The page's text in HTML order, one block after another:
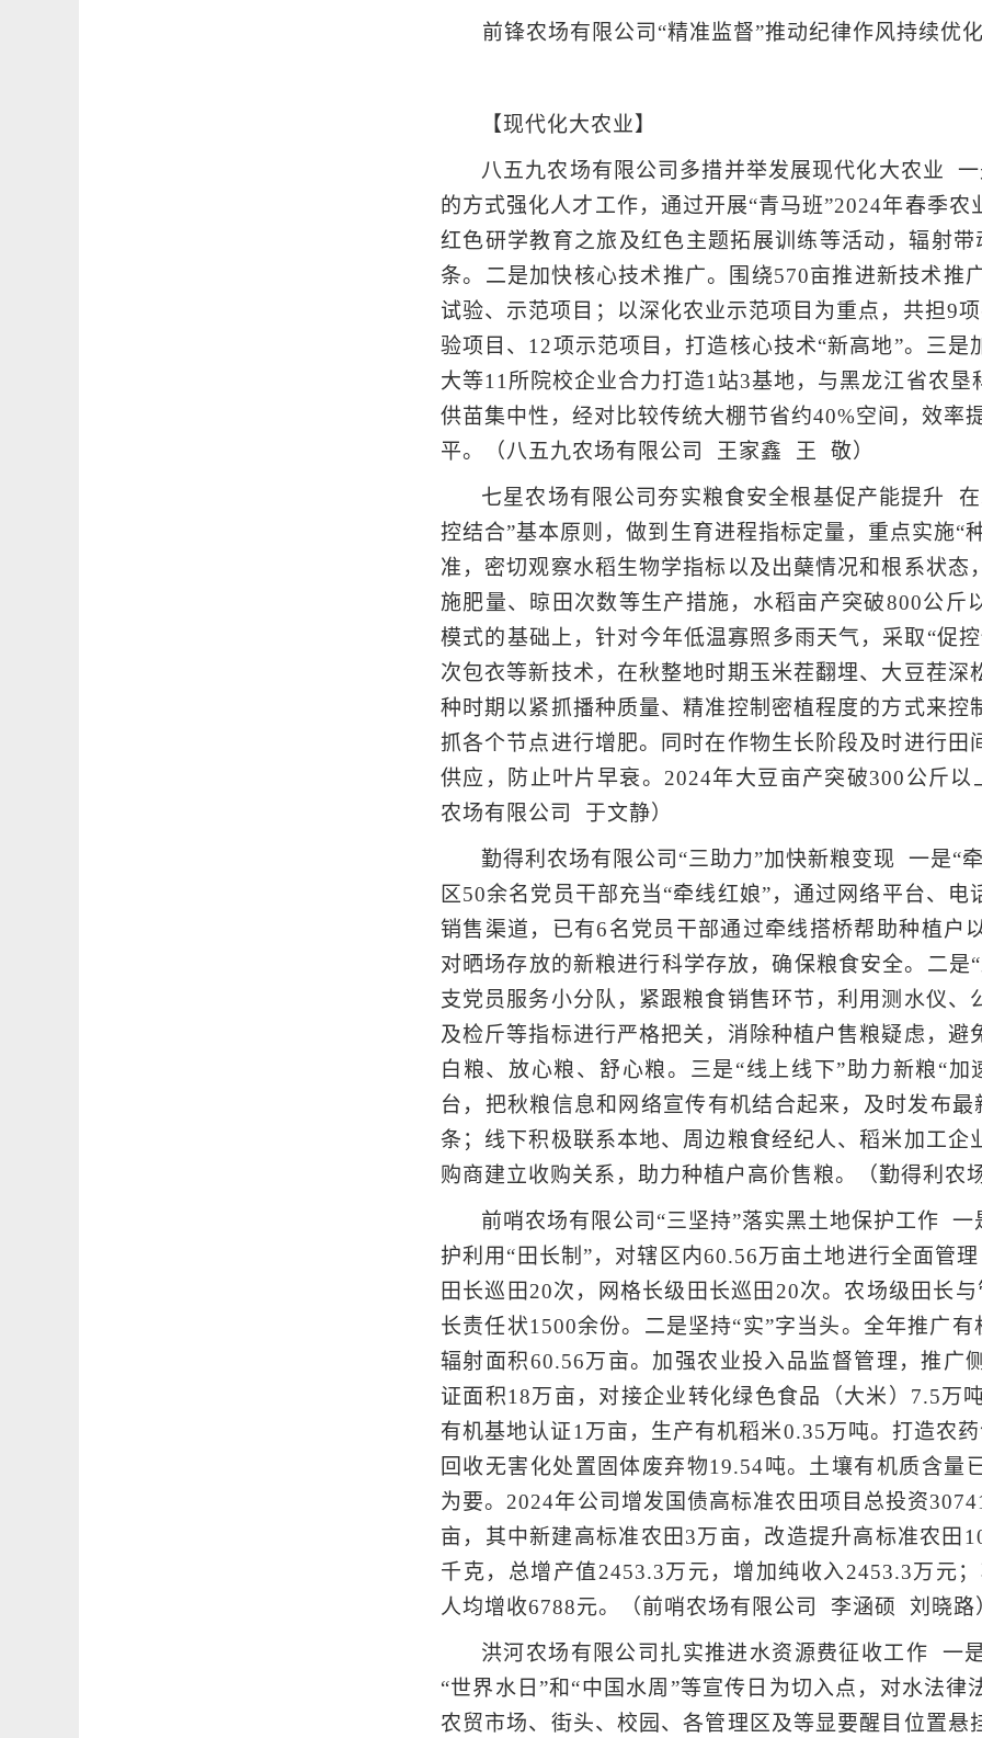
前锋农场有限公司“精准监督”推动纪律作风持续优
【现代化大农业】
八五九农场有限公司多措并举发展现代化大农业
的方式强化人才工作，通过开展“青马班”2024年春季
红色研学教育之旅及红色主题拓展训练等活动，辐射
条。二是加快核心技术推广。围绕570亩推进新技术推
试验、示范项目；以深化农业示范项目为重点，共担9
验项目、12项示范项目，打造核心技术“新高地”。三
大等11所院校企业合力打造1站3基地，与黑龙江省农
供苗集中性，经对比较传统大棚节省约40%空间，效率
平。（八五九农场有限公司 王家鑫 王 敬）
七星农场有限公司夯实粮食安全根基促产能提升
控结合”基本原则，做到生育进程指标定量，重点实施“
准，密切观察水稻生物学指标以及出蘖情况和根系状
施肥量、晾田次数等生产措施，水稻亩产突破800公斤
模式的基础上，针对今年低温寡照多雨天气，采取“促
次包衣等新技术，在秋整地时期玉米茬翻埋、大豆茬
种时期以紧抓播种质量、精准控制密植程度的方式来
抓各个节点进行增肥。同时在作物生长阶段及时进行
供应，防止叶片早衰。2024年大豆亩产突破300公斤
农场有限公司 于文静）
勤得利农场有限公司“三助力”加快新粮变现 一是“
区50余名党员干部充当“牵线红娘”，通过网络平台、
销售渠道，已有6名党员干部通过牵线搭桥帮助种植户
对晒场存放的新粮进行科学存放，确保粮食安全。二是
支党员服务小分队，紧跟粮食销售环节，利用测水仪
及检斤等指标进行严格把关，消除种植户售粮疑虑，
白粮、放心粮、舒心粮。三是“线上线下”助力新粮“
台，把秋粮信息和网络宣传有机结合起来，及时发布
条；线下积极联系本地、周边粮食经纪人、稻米加工
购商建立收购关系，助力种植户高价售粮。（勤得利农
前哨农场有限公司“三坚持”落实黑土地保护工作
护利用“田长制”，对辖区内60.56万亩土地进行全面管
田长巡田20次，网格长级田长巡田20次。农场级田长
长责任状1500余份。二是坚持“实”字当头。全年推广
辐射面积60.56万亩。加强农业投入品监督管理，推广
证面积18万亩，对接企业转化绿色食品（大米）7.5万
有机基地认证1万亩，生产有机稻米0.35万吨。打造农
回收无害化处置固体废弃物19.54吨。土壤有机质含量
为要。2024年公司增发国债高标准农田项目总投资
亩，其中新建高标准农田3万亩，改造提升高标准农田
千克，总增产值2453.3万元，增加纯收入2453.3万元
人均增收6788元。（前哨农场有限公司 李涵硕 刘晓路
洪河农场有限公司扎实推进水资源费征收工作 一
“世界水日”和“中国水周”等宣传日为切入点，对水法
农贸市场、街头、校园、各管理区及等显要醒目位置